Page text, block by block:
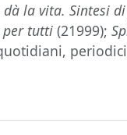
dà la vita. Sintesi
per tutti (21999);